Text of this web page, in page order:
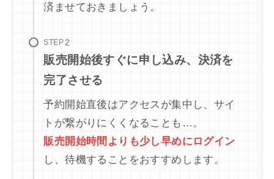
済ませておきましょう。
STEP
販売開始後すぐに申し込み、決済を
完了させる
予約開始直後はアクセスが集中し、サイ
トが繋がりにくくなることも…。
販売開始時間よりも少し早めにログイン
し、待機することをおすすめします。